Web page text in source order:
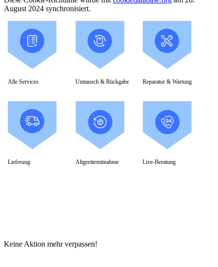
August 2024 synchronisiert.
Alle Services Umtausch & Rückgabe Reparatur & Wartung
Lieferung Altgerätemitnahme Live-Beratung
Keine Aktion mehr verpassen!